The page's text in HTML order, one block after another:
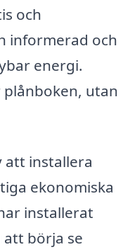
och
informerad och
energi.
utan
att installera
ekonomiska
installerat
börja se